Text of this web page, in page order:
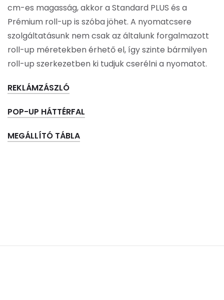
cm-es magasság, akkor a Standard PLUS és a
Prémium roll-up is szóba jöhet. A nyomatcsere
szolgáltatásunk nem csak az általunk forgalmazott
roll-up méretekben érhető el, így szinte bármilyen
roll-up szerkezetben ki tudjuk cserélni a nyomatot.
REKLÁMZÁSZLÓ
POP-UP HÁTTÉRFAL
MEGÁLLÍTÓ TÁBLA